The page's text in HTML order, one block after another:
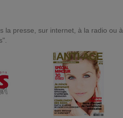
la presse, sur internet, à la radio ou